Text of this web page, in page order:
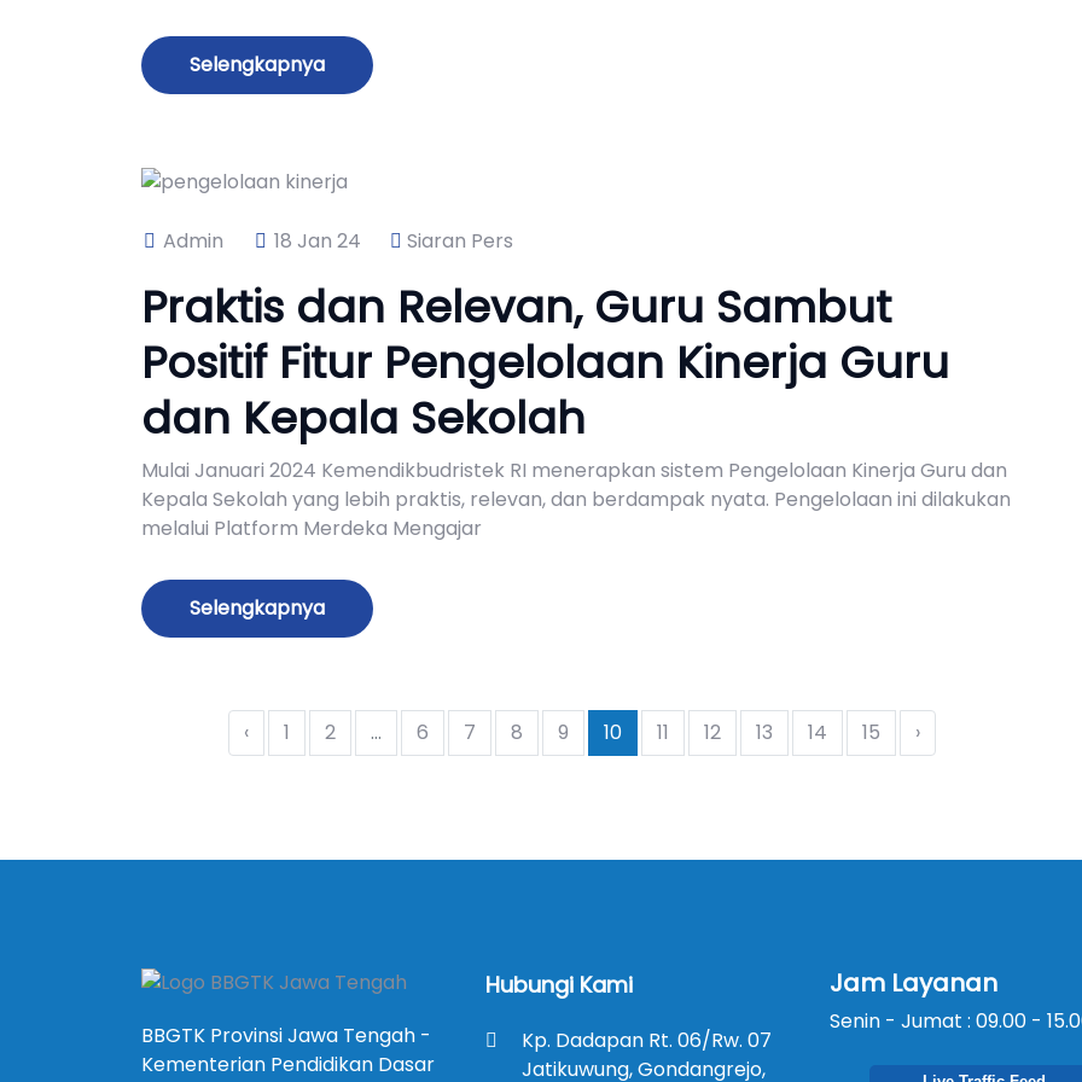
Selengkapnya
Admin 18 Jan 24 Siaran Pers
Praktis dan Relevan, Guru Sambut
Positif Fitur Pengelolaan Kinerja Guru
dan Kepala Sekolah
Mulai Januari 2024 Kemendikbudristek RI menerapkan sistem Pengelolaan Kinerja Guru dan
Kepala Sekolah yang lebih praktis, relevan, dan berdampak nyata. Pengelolaan ini dilakukan
melalui Platform Merdeka Mengajar
Selengkapnya
‹ 1 2 ... 6 7 8 9 10 11 12 13 14 15 ›
BBGTK Provinsi Jawa Tengah -
Kementerian Pendidikan Dasar
Hubungi Kami
Kp. Dadapan Rt. 06/Rw. 07
Jatikuwung, Gondangrejo,
Jam Layanan
Senin - Jumat : 09.00 -